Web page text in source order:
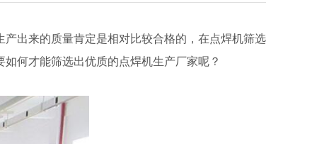
出来的质量肯定是相对比较合格的，在点焊机筛选
何才能筛选出优质的点焊机生产厂家呢？